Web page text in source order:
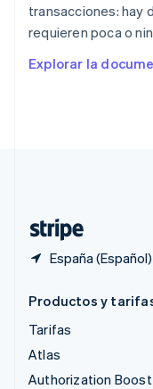
transacciones: hay
requieren poca o
Explorar la
España (Español)
República Checa
English
English
Productos y
Tarifas
Atlas
Authorization Boost